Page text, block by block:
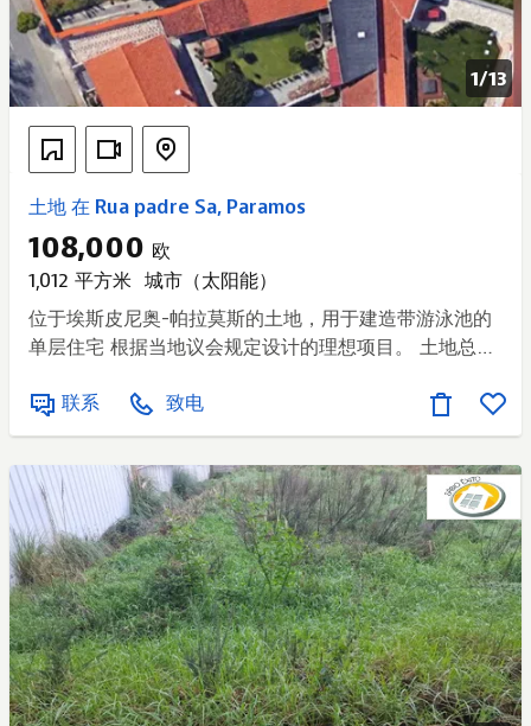
1/13
土地 在 Rua padre Sa, Paramos
108,000 欧
1,012 平方米 城市（太阳能）
位于埃斯皮尼奥-帕拉莫斯的土地，用于建造带游泳池的
单层住宅 根据当地议会规定设计的理想项目。 土地总面
面积：302 平方米 附属建筑总面积：80 平方米 靠近海
滩，位于安静的住宅区。 参考编号 Lenossa：RL004 我
们处理所有必要的交易文件。 我们在买卖契约前后提供
支持。.
联系 致电